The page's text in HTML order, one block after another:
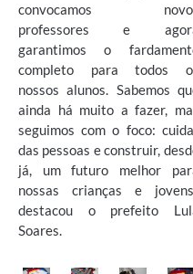
convocamos
professores e
garantimos o
completo para todos
nossos alunos. Sabemos
ainda há muito a fazer,
seguimos com o foco:
das pessoas e construir,
já, um futuro melhor
nossas crianças e
destacou o prefeito
Soares.